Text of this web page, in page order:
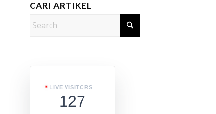
CARI ARTIKEL
LIVE VISITORS
127